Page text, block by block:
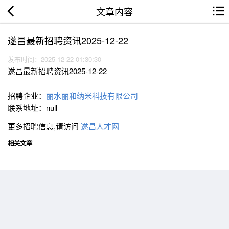
文章内容
遂昌最新招聘资讯2025-12-22
发布时间：2025-12-22 01:30:30
遂昌最新招聘资讯2025-12-22
招聘企业： 丽水丽和纳米科技有限公司
联系地址：null
更多招聘信息,请访问 遂昌人才网
相关文章